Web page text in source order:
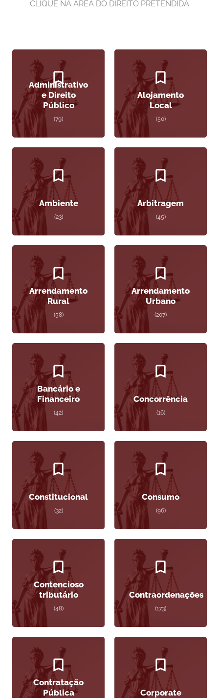
CLIQUE NA ÁREA DO DIREITO PRETENDIDA
Administrativo
e Direito
Público
(79)
Alojamento
Local
(50)
Ambiente
(23)
Arbitragem
(45)
Arrendamento
Rural
(58)
Arrendamento
Urbano
(207)
Bancário e
Financeiro
(42)
Concorrência
(16)
Constitucional
(32)
Consumo
(96)
Contencioso
tributário
(48)
Contraordenações
(173)
Contratação
Pública
Corporate